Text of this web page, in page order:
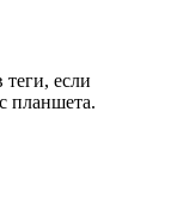
если
планшета.